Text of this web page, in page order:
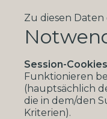
Zu diesen Daten
Session-
Funktionieren
(hauptsächlich
die in dem/den
Kriterien).